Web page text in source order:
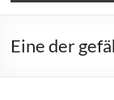
Eine der